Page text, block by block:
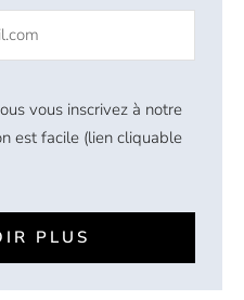
vous inscrivez à notre
est facile (lien cliquable
PLUS